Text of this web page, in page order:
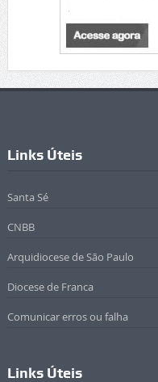
Links Úteis
Santa Sé
CNBB
Arquidiocese de São Paulo
Diocese de Franca
Comunicar erros ou falha
Links Úteis